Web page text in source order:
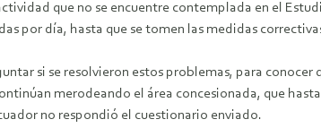
que no se encuentre contemplada en el
por día, hasta que se tomen las medidas
si se resolvieron estos problemas, para conocer
merodeando el área concesionada, que
no respondió el cuestionario enviado.